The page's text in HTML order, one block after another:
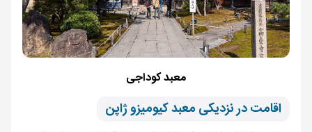
معبد کوداجی
اقامت در نزدیکی معبد کیومیزو ژاپن